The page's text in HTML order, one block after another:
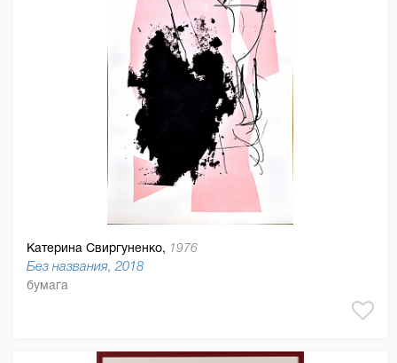
Катерина Свиргуненко, 1976
Без названия, 2018
бумага